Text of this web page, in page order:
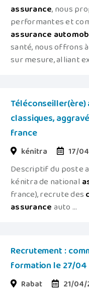
assurance, nous
performantes et
assurance
santé, nous offrons
sur mesure, alliant
classiques,
france
kénitra 17/
Descriptif du poste
kénitra de national
france), recrute des
assuranceauto ...
Recrutement :
formation le 27/04
Rabat 21/